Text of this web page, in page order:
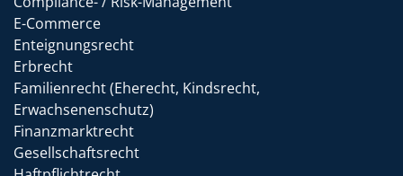
E-Commerce
Enteignungsrecht
Erbrecht
Familienrecht (Eherecht, Kindsrecht,
Erwachsenenschutz)
Finanzmarktrecht
Gesellschaftsrecht